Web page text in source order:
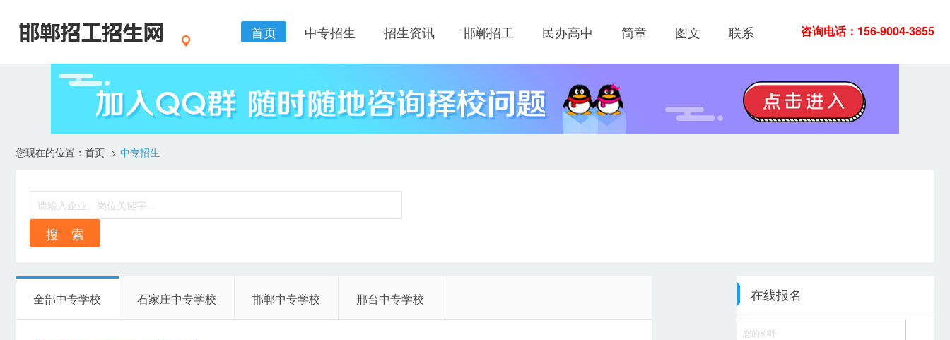
首页 中专招生 招生资讯 邯郸招工 民办高中 简章 图文 联系 咨询电话：156-9004-3855
您现在的位置： 首页 > 中专招生
搜 索
全部中专学校 石家庄中专学校 邯郸中专学校 邢台中专学校 在线报名